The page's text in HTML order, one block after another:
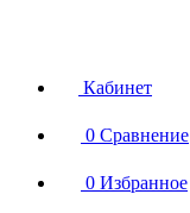
Кабинет
0 Сравнение
0 Избранное